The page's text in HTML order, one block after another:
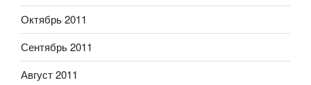
Октябрь 2011
Сентябрь 2011
Август 2011